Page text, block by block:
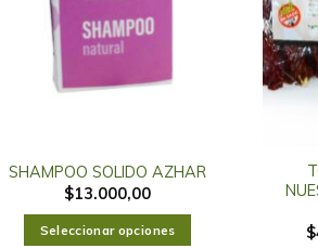
SHAMPOO SOLIDO AZHAR
$13.000,00
Seleccionar opciones
$